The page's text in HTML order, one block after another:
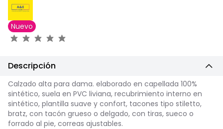
Nuevo
Descripción
Calzado alta para dama. elaborado en capellada 100%
sintético, suela en PVC liviana, recubrimiento interno en
sintético, plantilla suave y confort, tacones tipo stiletto,
bratz, con tacón grueso o delgado, con tiras, sueco o
forrado al pie, correas ajustables.